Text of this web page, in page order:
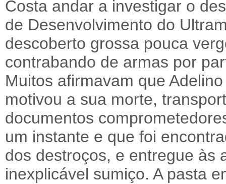
Costa andar a investigar o
de Desenvolvimento do
descoberto grossa pouca
contrabando de armas por
Muitos afirmavam que
motivou a sua morte,
documentos
um instante e que foi
dos destroços, e entregue às
inexplicável sumiço. A pasta